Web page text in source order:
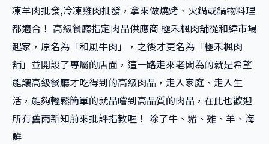
凍羊肉批發,冷凍雞肉批發，拿來做燒烤、火鍋或鍋物料理
都適合！ 高級餐廳指定肉品供應商 極禾楓肉舖從和緯市場
起家，原名為「和風牛肉」，之後才更名為「極禾楓肉
舖」並開設了專屬的店面，這一路走來老闆為的就是希望
能讓高級餐廳才吃得到的高級肉品，走入家庭、走入生
活，能夠輕鬆簡單的就品嚐到高品質的肉品，在此也歡迎
所有舊雨新知前來批評指教喔！ 除了牛、豬、雞、羊、海
鮮